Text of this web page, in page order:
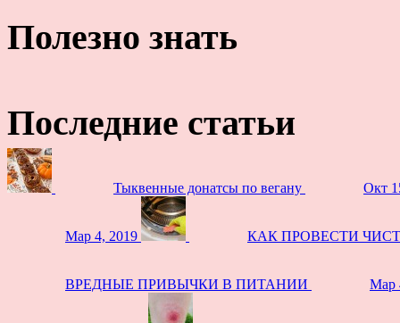
Полезно знать
Последние статьи
Тыквенные донатсы по вегану Окт
Мар 4, 2019 КАК ПРОВЕСТИ
ВРЕДНЫЕ ПРИВЫЧКИ В ПИТАНИИ Мар